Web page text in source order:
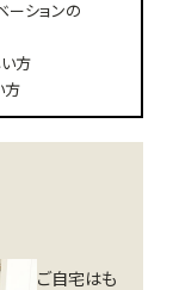
ーションの
方
方
ご自宅はも